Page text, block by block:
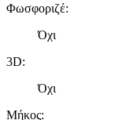
Φωσφοριζέ:
Όχι
3D:
Όχι
Μήκος: